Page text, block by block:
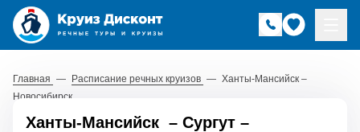
Главная — Расписание речных круизов — Ханты-Мансийск –
Новосибирск
Ханты-Мансийск – Сургут –